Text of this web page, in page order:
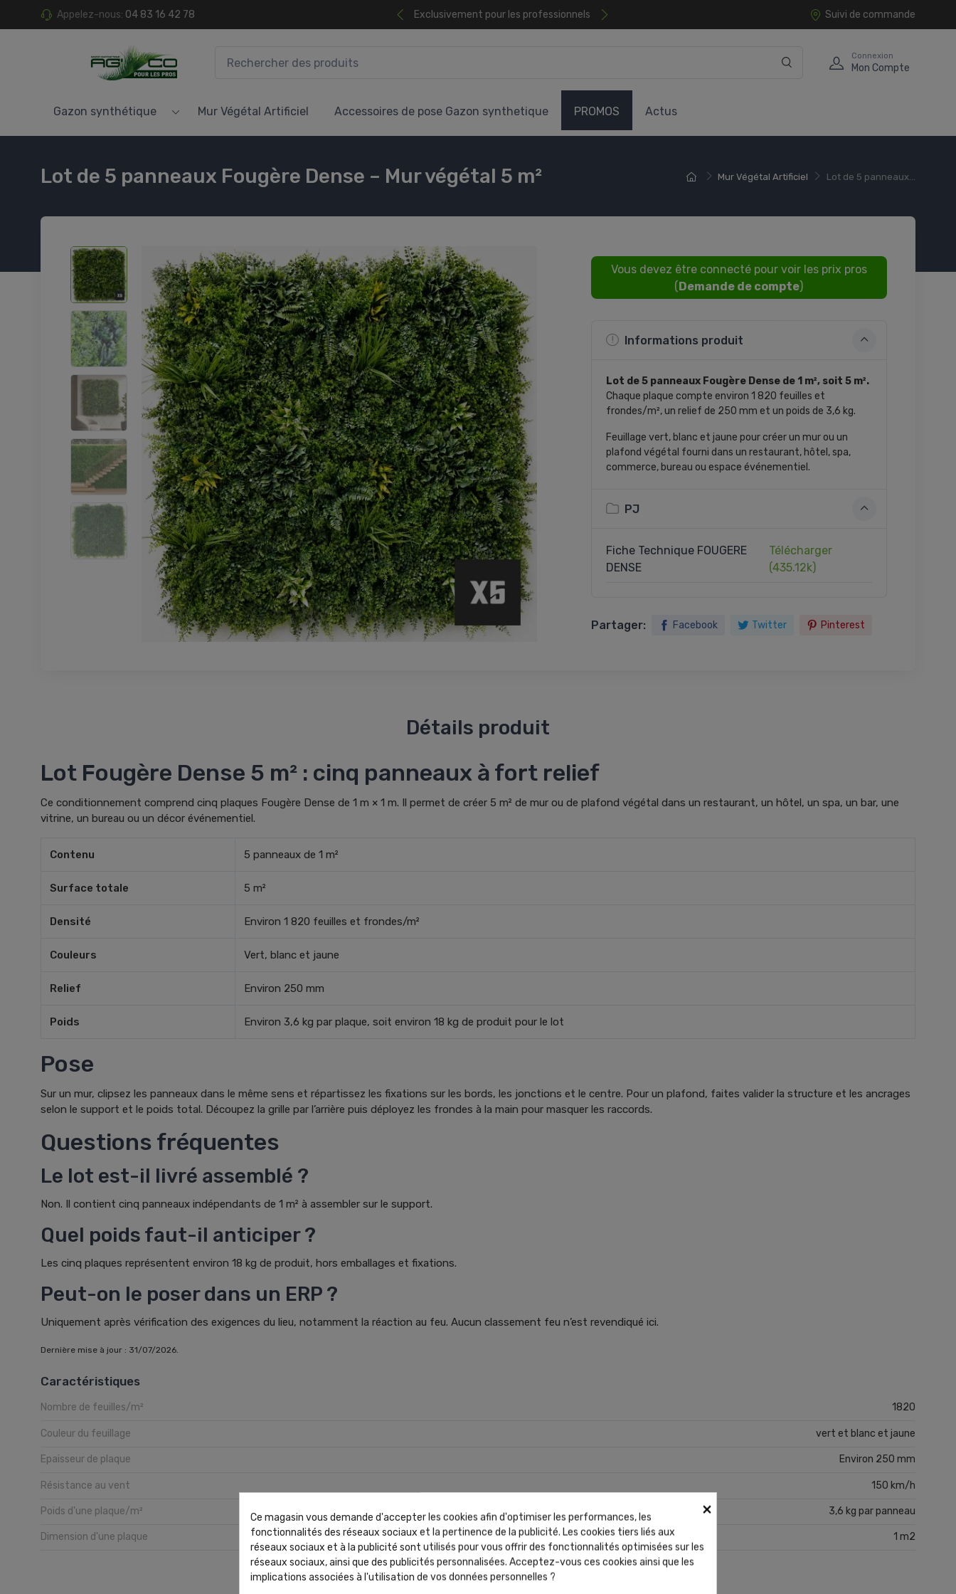
Appelez-nous: 04 83 16 42 78 Exclusivement pour les professionnels Suivi de commande
Connexion
Mon Compte
Gazon synthétique Mur Végétal Artificiel Accessoires de pose Gazon synthetique PROMOS Actus
Mur Végétal Artificiel Lot de 5 panneaux...
Lot de 5 panneaux Fougère Dense – Mur végétal 5 m²
Vous devez être connecté pour voir les prix pros
(Demande de compte)
Informations produit
Lot de 5 panneaux Fougère Dense de 1 m², soit 5 m².
Chaque plaque compte environ 1 820 feuilles et
frondes/m², un relief de 250 mm et un poids de 3,6 kg.
Feuillage vert, blanc et jaune pour créer un mur ou un
plafond végétal fourni dans un restaurant, hôtel, spa,
commerce, bureau ou espace événementiel.
PJ
Fiche Technique FOUGERE
DENSE
Télécharger
(435.12k)
Partager: Facebook Twitter Pinterest
Détails produit
Lot Fougère Dense 5 m² : cinq panneaux à fort relief
Ce conditionnement comprend cinq plaques Fougère Dense de 1 m × 1 m. Il permet de créer 5 m² de mur ou de plafond végétal dans un restaurant, un hôtel, un spa, un bar, une
vitrine, un bureau ou un décor événementiel.
Contenu 5 panneaux de 1 m²
Surface totale 5 m²
Densité Environ 1 820 feuilles et frondes/m²
Couleurs Vert, blanc et jaune
Relief Environ 250 mm
Poids Environ 3,6 kg par plaque, soit environ 18 kg de produit pour le lot
Pose
Sur un mur, clipsez les panneaux dans le même sens et répartissez les fixations sur les bords, les jonctions et le centre. Pour un plafond, faites valider la structure et les ancrages
selon le support et le poids total. Découpez la grille par l’arrière puis déployez les frondes à la main pour masquer les raccords.
Questions fréquentes
Le lot est-il livré assemblé ?
Non. Il contient cinq panneaux indépendants de 1 m² à assembler sur le support.
Quel poids faut-il anticiper ?
Les cinq plaques représentent environ 18 kg de produit, hors emballages et fixations.
Peut-on le poser dans un ERP ?
Uniquement après vérification des exigences du lieu, notamment la réaction au feu. Aucun classement feu n’est revendiqué ici.
Dernière mise à jour : 31/07/2026.
Caractéristiques
Nombre de feuilles/m² 1820
Couleur du feuillage vert et blanc et jaune
Epaisseur de plaque Environ 250 mm
Résistance au vent 150 km/h
Poids d'une plaque/m² 3,6 kg par panneau
Dimension d'une plaque 1 m2
×
Ce magasin vous demande d'accepter les cookies afin d'optimiser les performances, les
fonctionnalités des réseaux sociaux et la pertinence de la publicité. Les cookies tiers liés aux
réseaux sociaux et à la publicité sont utilisés pour vous offrir des fonctionnalités optimisées sur les
réseaux sociaux, ainsi que des publicités personnalisées. Acceptez-vous ces cookies ainsi que les
implications associées à l'utilisation de vos données personnelles ?